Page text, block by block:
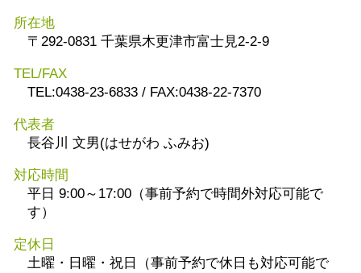
所在地
〒292-0831 千葉県木更津市富士見2-2-9
TEL/FAX
TEL:0438-23-6833 / FAX:0438-22-7370
代表者
長谷川 文男(はせがわ ふみお)
対応時間
平日 9:00～17:00（事前予約で時間外対応可能で
す）
定休日
土曜・日曜・祝日（事前予約で休日も対応可能で